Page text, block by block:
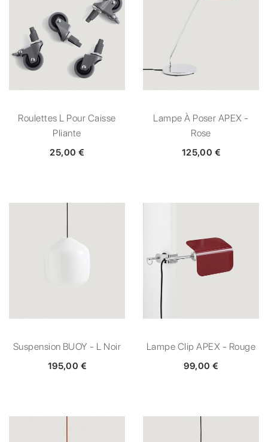
Roulettes L Pour Caisse
Pliante
25,00 €
Lampe À Poser APEX -
Rose
125,00 €
Suspension BUOY - L Noir
195,00 €
Lampe Clip APEX - Rouge
99,00 €